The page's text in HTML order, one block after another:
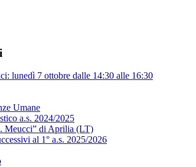
lunedì 7 ottobre dalle 14:30 alle 16:30
Umane
a.s. 2024/2025
Meucci” di Aprilia (LT)
al 1° a.s. 2025/2026